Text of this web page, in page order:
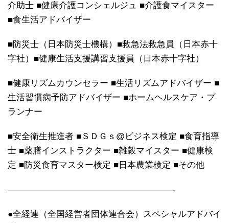
介助士 ■健康介護コンシェルジュ ■介護食マイスター
■食生活アドバイザー
■防災士（日本防災士機構）■救急法救急員（日本赤十
字社）■健康生活支援講習支援員（日本赤十字社）
■健康リズムカウンセラー ■生活リズムアドバイザー ■
生活習慣病予防アドバイザー ■ホームヘルスケア・プ
ランナー
■安全衛生推進者 ■ＳＤＧｓ@ビジネス検定 ■食育指導
士 ■薬膳インストラクター ■雑穀マイスター ■健康検
定 ■防災食育マスター検定 ■日本農業検定 ■その他
———————————————————-
●全経連（全国経営者団体連合会）スペシャルアドバイ